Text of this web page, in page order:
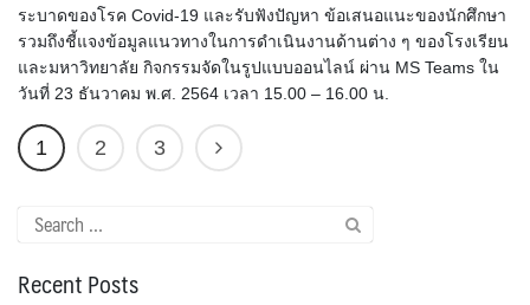
ระบาดของโรค Covid-19 และรับฟังปัญหา ข้อเสนอแนะของนักศึกษา
รวมถึงชี้แจงข้อมูลแนวทางในการดำเนินงานด้านต่าง ๆ ของโรงเรียน
และมหาวิทยาลัย กิจกรรมจัดในรูปแบบออนไลน์ ผ่าน MS Teams ใน
วันที่ 23 ธันวาคม พ.ศ. 2564 เวลา 15.00 – 16.00 น.
1 2 3
Search
for:
Recent Posts